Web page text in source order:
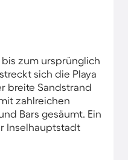
bis zum ursprünglich
sich die Playa
breite Sandstrand
zahlreichen
Bars gesäumt. Ein
Inselhauptstadt